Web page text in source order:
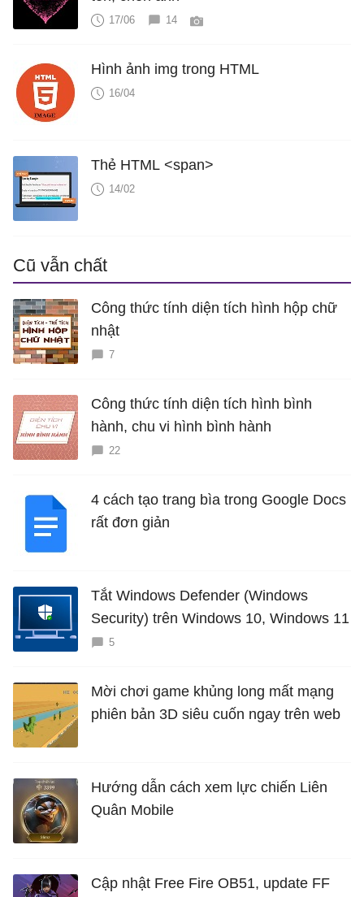
17/06 14
Hình ảnh img trong HTML
16/04
Thẻ HTML <span>
14/02
Cũ vẫn chất
Công thức tính diện tích hình hộp chữ
nhật
7
Công thức tính diện tích hình bình
hành, chu vi hình bình hành
22
4 cách tạo trang bìa trong Google Docs
rất đơn giản
Tắt Windows Defender (Windows
Security) trên Windows 10, Windows 11
5
Mời chơi game khủng long mất mạng
phiên bản 3D siêu cuốn ngay trên web
Hướng dẫn cách xem lực chiến Liên
Quân Mobile
Cập nhật Free Fire OB51, update FF